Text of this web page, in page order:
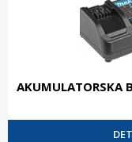
AKUMULATORSKA